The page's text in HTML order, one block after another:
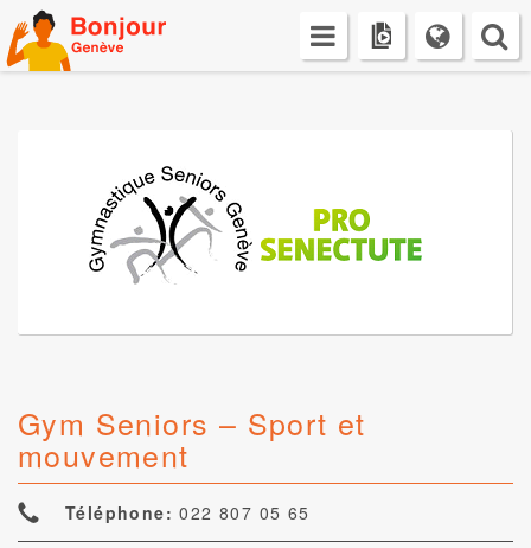
Skip
to
content
Gym Seniors – Sport et
mouvement
Téléphone: 022 807 05 65